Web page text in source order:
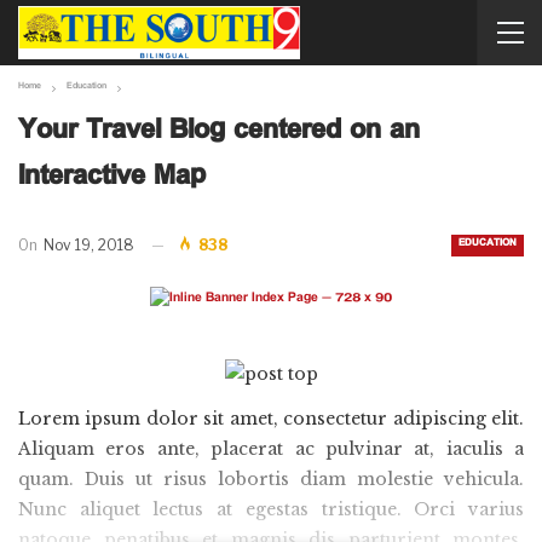
Home Education
Your Travel Blog centered on an
Interactive Map
EDUCATION
On Nov 19, 2018 838
Lorem ipsum dolor sit amet, consectetur adipiscing elit.
Aliquam eros ante, placerat ac pulvinar at, iaculis a
quam. Duis ut risus lobortis diam molestie vehicula.
Nunc aliquet lectus at egestas tristique. Orci varius